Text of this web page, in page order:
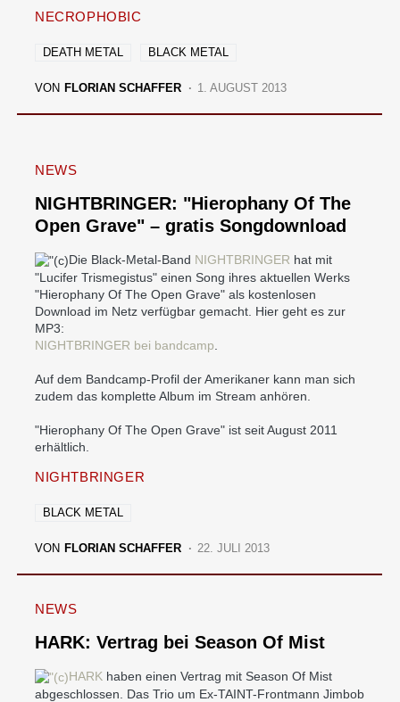
NECROPHOBIC
DEATH METAL BLACK METAL
VON FLORIAN SCHAFFER 1. AUGUST 2013
NEWS
NIGHTBRINGER: "Hierophany Of The
Open Grave" – gratis Songdownload
Die Black-Metal-Band NIGHTBRINGER hat mit
"Lucifer Trismegistus" einen Song ihres aktuellen Werks
"Hierophany Of The Open Grave" als kostenlosen
Download im Netz verfügbar gemacht. Hier geht es zur
MP3:
NIGHTBRINGER bei bandcamp
Auf dem Bandcamp-Profil der Amerikaner kann man sich
zudem das komplette Album im Stream anhören.
"Hierophany Of The Open Grave" ist seit August 2011
erhältlich.
NIGHTBRINGER
BLACK METAL
VON FLORIAN SCHAFFER 22. JULI 2013
NEWS
HARK: Vertrag bei Season Of Mist
HARK haben einen Vertrag mit Season Of Mist
abgeschlossen. Das Trio um Ex-TAINT-Frontmann Jimbob